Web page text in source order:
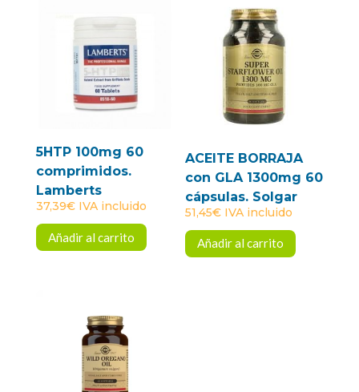
5HTP 100mg 60
comprimidos.
Lamberts
37,39€ IVA incluido
Añadir al carrito
ACEITE BORRAJA
con GLA 1300mg 60
cápsulas. Solgar
51,45€ IVA incluido
Añadir al carrito